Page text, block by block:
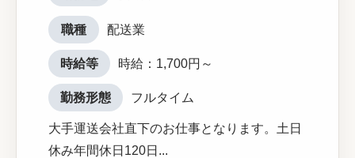
職種 配送業
時給等 時給：1,700円～
勤務形態 フルタイム
大手運送会社直下のお仕事となります。土日
休み年間休日120日...